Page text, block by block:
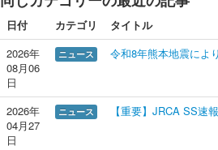
日付 カテゴリ
タイトル
2026年
08月06
日
ニュース 令和8年熊本地震によ
2026年
04月27
日
ニュース 【重要】JRCA SS速